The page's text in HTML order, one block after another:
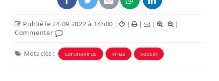
Publié le 24.09.2022 à 14h00 | | | |
|
Commenter
Mots clés : coronavirus virus vaccin